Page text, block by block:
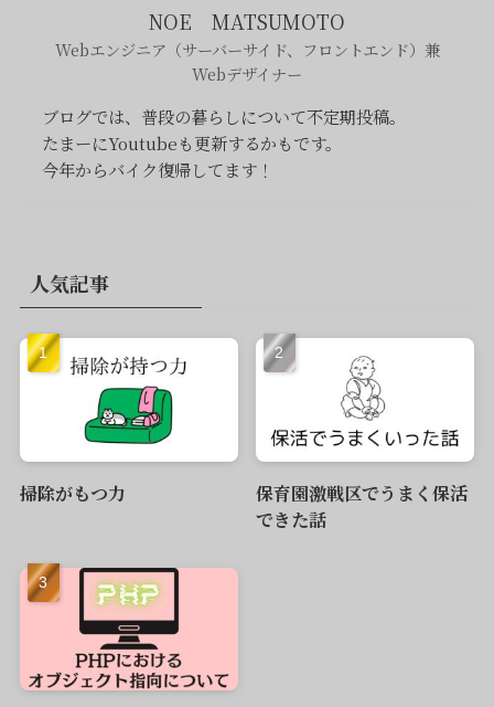
NOE MATSUMOTO
Webエンジニア（サーバーサイド、フロントエンド）兼
Webデザイナー
ブログでは、普段の暮らしについて不定期投稿。
たまーにYoutubeも更新するかもです。
今年からバイク復帰してます！
人気記事
掃除がもつ力
保育園激戦区でうまく保活
できた話